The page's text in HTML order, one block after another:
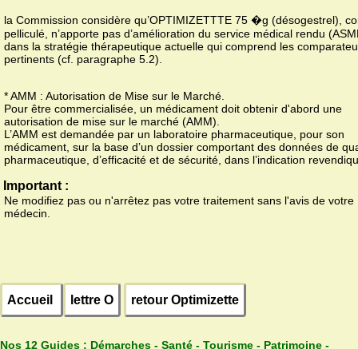
la Commission considère qu’OPTIMIZETTTE 75 �g (désogestrel),
pelliculé, n’apporte pas d’amélioration du service médical rendu
dans la stratégie thérapeutique actuelle qui comprend les
pertinents (cf. paragraphe 5.2).
* AMM : Autorisation de Mise sur le Marché.
Pour être commercialisée, un médicament doit obtenir d'abord une
autorisation de mise sur le marché (AMM).
L’AMM est demandée par un laboratoire pharmaceutique, pour son
médicament, sur la base d’un dossier comportant des données de
pharmaceutique, d’efficacité et de sécurité, dans l’indication
Important :
Ne modifiez pas ou n'arrêtez pas votre traitement sans l'avis de votre
médecin.
Accueil lettre O retour Optimizette
Nos 12 Guides : Démarches - Santé - Tourisme - Patrimoine -